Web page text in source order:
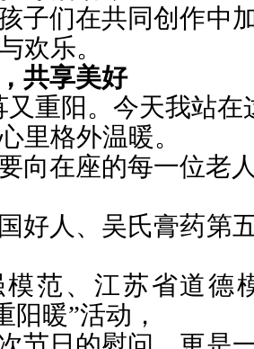
子们在共同创作中
欢乐。
共享美好
又重阳。今天我站
里格外温暖。
向在座的每一位老
好人、吴氏膏药第
范、江苏省道德
阳暖”活动，